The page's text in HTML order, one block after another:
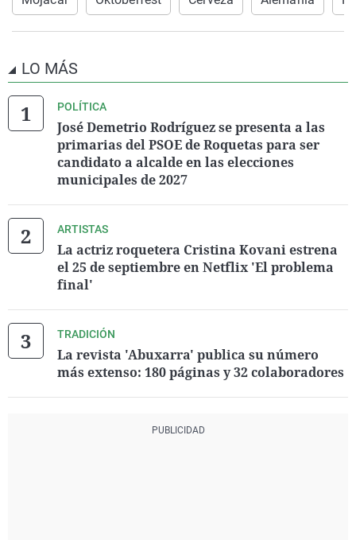
LO MÁS
POLÍTICA
José Demetrio Rodríguez se presenta a las
primarias del PSOE de Roquetas para ser
candidato a alcalde en las elecciones
municipales de 2027
ARTISTAS
La actriz roquetera Cristina Kovani estrena
el 25 de septiembre en Netflix 'El problema
final'
TRADICIÓN
La revista 'Abuxarra' publica su número
más extenso: 180 páginas y 32 colaboradores